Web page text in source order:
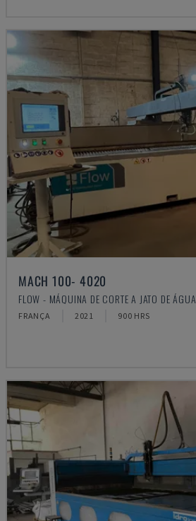
MACH 100- 4020
FLOW - MÁQUINA DE CORTE A JATO DE ÁGUA
FRANÇA 2021 900 HRS